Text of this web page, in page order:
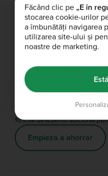
Envío gratuito
Envío y devoluciones
Descuento para
10% de descuento adicional
Empieza a ahorrar
Făcând clic pe „E în
stocarea cookie-urilor
a îmbunătăți navigarea
utilizarea site-ului și
noastre de marketing.